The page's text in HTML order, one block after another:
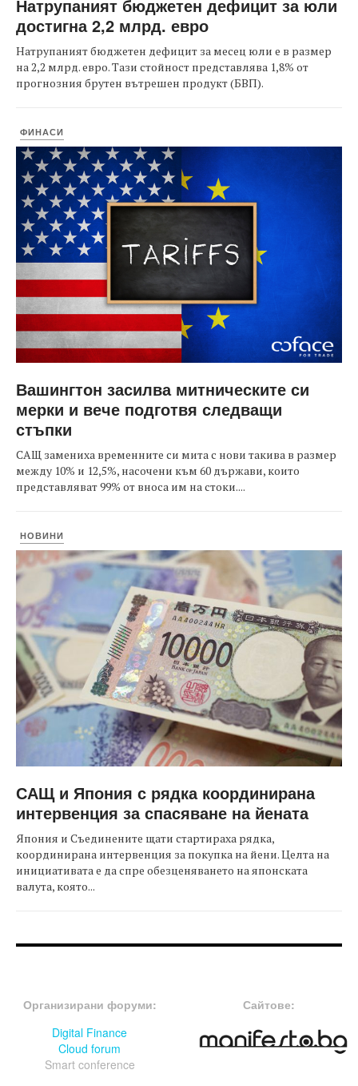
Натрупаният бюджетен дефицит за юли
достигна 2,2 млрд. евро
Натрупаният бюджетен дефицит за месец юли е в размер
на 2,2 млрд. евро. Тази стойност представлява 1,8% от
прогнозния брутен вътрешен продукт (БВП).
ФИНАСИ
Вашингтон засилва митническите си
мерки и вече подготвя следващи
стъпки
САЩ замениха временните си мита с нови такива в размер
между 10% и 12,5%, насочени към 60 държави, които
представляват 99% от вноса им на стоки....
НОВИНИ
САЩ и Япония с рядка координирана
интервенция за спасяване на йената
Япония и Съединените щати стартираха рядка,
координирана интервенция за покупка на йени. Целта на
инициативата е да спре обезценяването на японската
валута, която...
Организирани форуми:
Digital Finance
Cloud forum
Smart conference
Сайтове: